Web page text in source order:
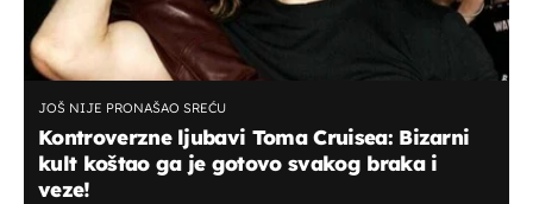
JOŠ NIJE PRONAŠAO SREĆU
Kontroverzne ljubavi Toma Cruisea: Bizarni
kult koštao ga je gotovo svakog braka i
veze!